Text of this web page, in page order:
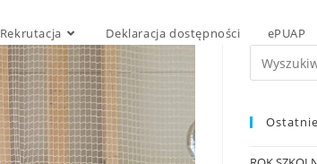
Rekrutacja Deklaracja dostępności ePUAP